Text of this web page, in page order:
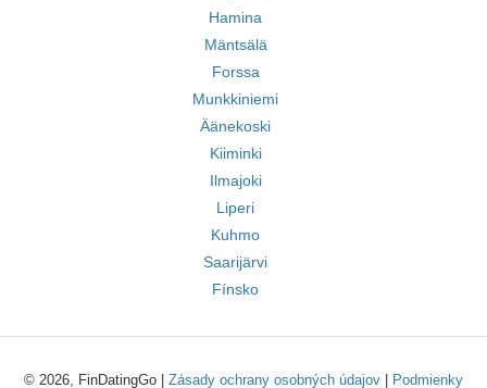
Hamina
Mäntsälä
Forssa
Munkkiniemi
Äänekoski
Kiiminki
Ilmajoki
Liperi
Kuhmo
Saarijärvi
Fínsko
© 2026, FinDatingGo | Zásady ochrany osobných údajov Podmienky